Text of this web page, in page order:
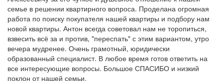
семье в решении квартирного вопроса. Проделана огромная
работа по поиску покупателя нашей квартиры и подбору нам
новой квартиры. Антон всегда советовал нам не торопиться,
взвесить всё за и против, "переспать" с этим вариантом, утро
вечера мудренее. Очень грамотный, юридически
образованный специалист. В любое время готов ответить на
все интересующие вопросы. Большое СПАСИБО и низкий
поклон от нашей семьи.